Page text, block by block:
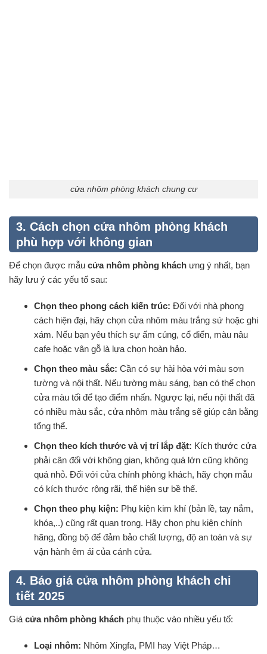
cửa nhôm phòng khách chung cư
3. Cách chọn cửa nhôm phòng khách
phù hợp với không gian
Để chọn được mẫu cửa nhôm phòng khách ưng ý nhất, bạn
hãy lưu ý các yếu tố sau:
Chọn theo phong cách kiến trúc: Đối với nhà phong
cách hiện đại, hãy chọn cửa nhôm màu trắng sứ hoặc ghi
xám. Nếu bạn yêu thích sự ấm cúng, cổ điển, màu nâu
cafe hoặc vân gỗ là lựa chọn hoàn hảo.
Chọn theo màu sắc: Cần có sự hài hòa với màu sơn
tường và nội thất. Nếu tường màu sáng, bạn có thể chọn
cửa màu tối để tạo điểm nhấn. Ngược lại, nếu nội thất đã
có nhiều màu sắc, cửa nhôm màu trắng sẽ giúp cân bằng
tổng thể.
Chọn theo kích thước và vị trí lắp đặt: Kích thước cửa
phải cân đối với không gian, không quá lớn cũng không
quá nhỏ. Đối với cửa chính phòng khách, hãy chọn mẫu
có kích thước rộng rãi, thể hiện sự bề thế.
Chọn theo phụ kiện: Phụ kiện kim khí (bản lề, tay nắm,
khóa,..) cũng rất quan trọng. Hãy chọn phụ kiện chính
hãng, đồng bộ để đảm bảo chất lượng, độ an toàn và sự
vận hành êm ái của cánh cửa.
4. Báo giá cửa nhôm phòng khách chi
tiết 2025
Giá cửa nhôm phòng khách phụ thuộc vào nhiều yếu tố:
Loại nhôm: Nhôm Xingfa, PMI hay Việt Pháp…